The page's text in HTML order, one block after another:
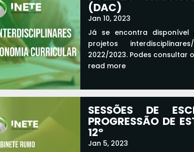
(DAC)
Jan 10, 2023
Já se encontra
projetos
2022/2023. Podes consultar
read more
SESSÕES DE
PROGRESSÃO DE
12º
Jan 5, 2023